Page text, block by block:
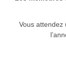
Vous attendez